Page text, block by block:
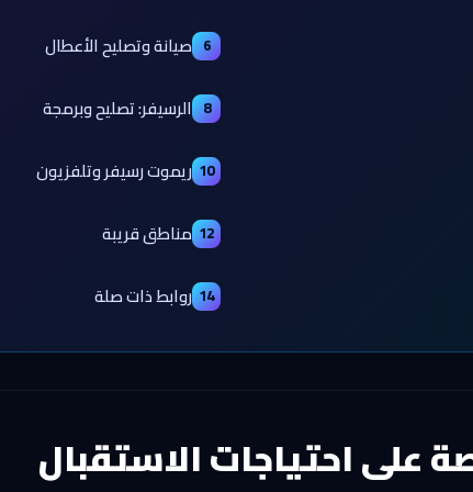
6 صيانة وتصليح الأعطال
8 الرسيفر: تصليح وبرمجة
10 ريموت رسيفر وتلفزيون
12 مناطق قريبة
14 روابط ذات صلة
على احتياجات الاستقبال